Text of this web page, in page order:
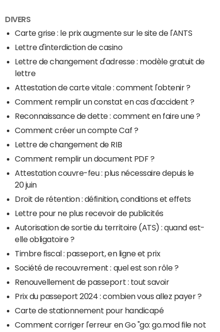
DIVERS
Carte grise : le prix augmente sur le site de l'ANTS
Lettre d'interdiction de casino
Lettre de changement d'adresse : modèle gratuit de
lettre
Attestation de carte vitale : comment l'obtenir ?
Comment remplir un constat en cas d'accident ?
Reconnaissance de dette : comment en faire une ?
Comment créer un compte Caf ?
Lettre de changement de RIB
Comment remplir un document PDF ?
Attestation couvre-feu : plus nécessaire depuis le
20 juin
Droit de rétention : définition, conditions et effets
Lettre pour ne plus recevoir de publicités
Autorisation de sortie du territoire (ATS) : quand est-
elle obligatoire ?
Timbre fiscal : passeport, en ligne et prix
Société de recouvrement : quel est son rôle ?
Renouvellement de passeport : tout savoir
Prix du passeport 2024 : combien vous allez payer ?
Carte de stationnement pour handicapé
Comment corriger l'erreur en Go "go: go.mod file not